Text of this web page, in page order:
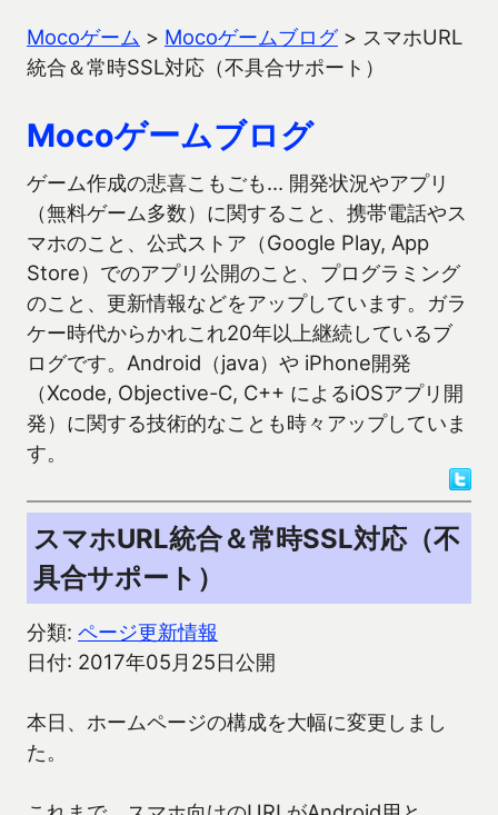
Mocoゲーム > Mocoゲームブログ> スマホURL
統合＆常時SSL対応（不具合サポート）
Mocoゲームブログ
ゲーム作成の悲喜こもごも… 開発状況やアプリ
（無料ゲーム多数）に関すること、携帯電話やス
マホのこと、公式ストア（Google Play, App
Store）でのアプリ公開のこと、プログラミング
のこと、更新情報などをアップしています。ガラ
ケー時代からかれこれ20年以上継続しているブ
ログです。Android（java）や iPhone開発
（Xcode, Objective-C, C++ によるiOSアプリ開
発）に関する技術的なことも時々アップしていま
す。
スマホURL統合＆常時SSL対応（不
具合サポート）
分類: ページ更新情報
日付: 2017年05月25日公開
本日、ホームページの構成を大幅に変更しまし
た。